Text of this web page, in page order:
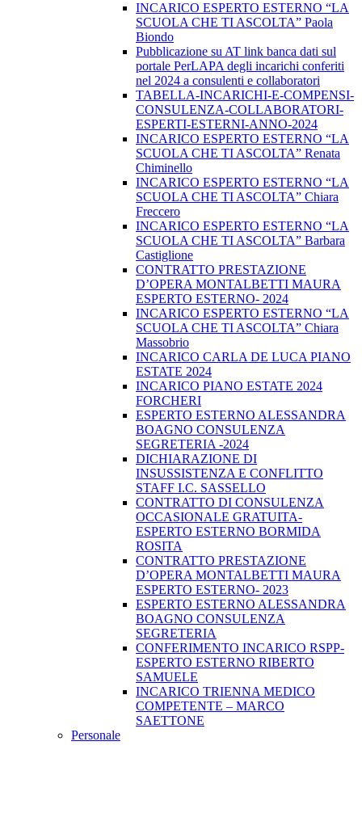
INCARICO ESPERTO ESTERNO “LA
SCUOLA CHE TI ASCOLTA” Paola
Biondo
Pubblicazione su AT link banca dati sul
portale PerLAPA degli incarichi conferiti
nel 2024 a consulenti e collaboratori
TABELLA-INCARICHI-E-COMPENSI-
CONSULENZA-COLLABORATORI-
ESPERTI-ESTERNI-ANNO-2024
INCARICO ESPERTO ESTERNO “LA
SCUOLA CHE TI ASCOLTA” Renata
Chiminello
INCARICO ESPERTO ESTERNO “LA
SCUOLA CHE TI ASCOLTA” Chiara
Freccero
INCARICO ESPERTO ESTERNO “LA
SCUOLA CHE TI ASCOLTA” Barbara
Castiglione
CONTRATTO PRESTAZIONE
D’OPERA MONTALBETTI MAURA
ESPERTO ESTERNO- 2024
INCARICO ESPERTO ESTERNO “LA
SCUOLA CHE TI ASCOLTA” Chiara
Massobrio
INCARICO CARLA DE LUCA PIANO
ESTATE 2024
INCARICO PIANO ESTATE 2024
FORCHERI
ESPERTO ESTERNO ALESSANDRA
BOAGNO CONSULENZA
SEGRETERIA -2024
DICHIARAZIONE DI
INSUSSISTENZA E CONFLITTO
STAFF I.C. SASSELLO
CONTRATTO DI CONSULENZA
OCCASIONALE GRATUITA-
ESPERTO ESTERNO BORMIDA
ROSITA
CONTRATTO PRESTAZIONE
D’OPERA MONTALBETTI MAURA
ESPERTO ESTERNO- 2023
ESPERTO ESTERNO ALESSANDRA
BOAGNO CONSULENZA
SEGRETERIA
CONFERIMENTO INCARICO RSPP-
ESPERTO ESTERNO RIBERTO
SAMUELE
INCARICO TRIENNA MEDICO
COMPETENTE – MARCO
SAETTONE
Personale